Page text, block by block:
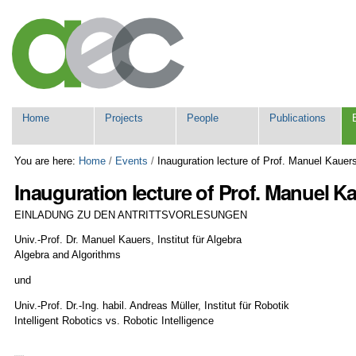
content.
|
Skip
to
navigation
tools
Navigation
Home Projects People Publications
You are here: Home / Events / Inauguration lecture of Prof. Manuel Kauers
Inauguration lecture of Prof. Manuel
EINLADUNG ZU DEN ANTRITTSVORLESUNGEN
Univ.-Prof. Dr. Manuel Kauers, Institut für Algebra
Algebra and Algorithms
und
Univ.-Prof. Dr.-Ing. habil. Andreas Müller, Institut für Robotik
Intelligent Robotics vs. Robotic Intelligence